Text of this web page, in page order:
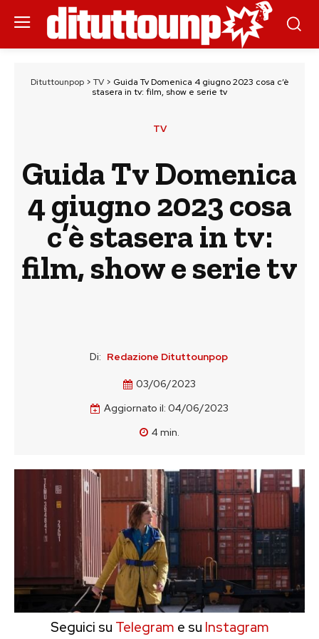
Dituttounpop> TV> Guida Tv Domenica 4 giugno 2023 cosa c’è
stasera in tv: film, show e serie tv
TV
Guida Tv Domenica
4 giugno 2023 cosa
c’è stasera in tv:
film, show e serie tv
Di: Redazione Dituttounpop
03/06/2023
Aggiornato il: 04/06/2023
4min.
Seguici su Telegram e su Instagram